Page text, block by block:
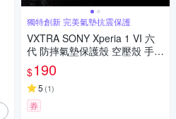
獨特創新 完美氣墊抗震保護
VXTRA SONY Xperia 1 VI 六
代 防摔氣墊保護殼 空壓殼 手機
殼
$190
5 (1)
券